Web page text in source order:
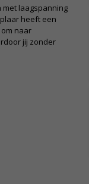
laagspanning
heeft een
naar
jij zonder